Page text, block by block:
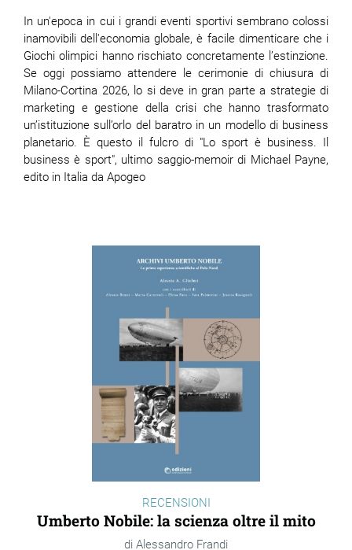
In un'epoca in cui i grandi eventi sportivi sembrano colossi
inamovibili dell'economia globale, è facile dimenticare che i
Giochi olimpici hanno rischiato concretamente l’estinzione.
Se oggi possiamo attendere le cerimonie di chiusura di
Milano-Cortina 2026, lo si deve in gran parte a strategie di
marketing e gestione della crisi che hanno trasformato
un’istituzione sull’orlo del baratro in un modello di business
planetario. È questo il fulcro di "Lo sport è business. Il
business è sport", ultimo saggio-memoir di Michael Payne,
edito in Italia da Apogeo
RECENSIONI
Umberto Nobile: la scienza oltre il mito
Alessandro Frandi